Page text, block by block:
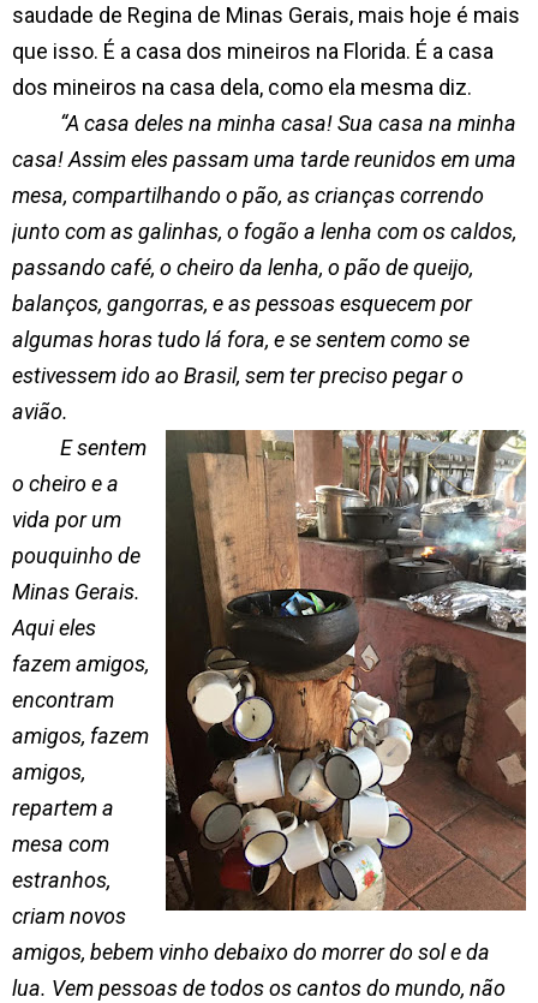
saudade de Regina de Minas Gerais, mais hoje é mais
que isso. É a casa dos mineiros na Florida. É a casa
dos mineiros na casa dela, como ela mesma diz.
“A casa deles na minha casa! Sua casa na minha
casa! Assim eles passam uma tarde reunidos em uma
mesa, compartilhando o pão, as crianças correndo
junto com as galinhas, o fogão a lenha com os caldos,
passando café, o cheiro da lenha, o pão de queijo,
balanços, gangorras, e as pessoas esquecem por
algumas horas tudo lá fora, e se sentem como se
estivessem ido ao Brasil, sem ter preciso pegar o
avião.
E sentem
o cheiro e a
vida por um
pouquinho de
Minas Gerais.
Aqui eles
fazem amigos,
encontram
amigos, fazem
amigos,
repartem a
mesa com
estranhos,
criam novos
amigos, bebem vinho debaixo do morrer do sol e da
lua. Vem pessoas de todos os cantos do mundo, não